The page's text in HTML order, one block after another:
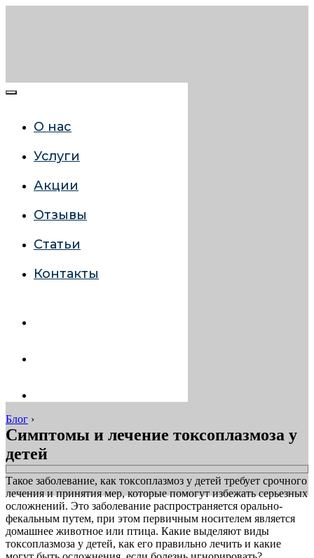
О нас
Услуги
Акции
Отзывы
Статьи
Контакты
Блог ›
Симптомы и лечение токсоплазмоза у
детей
Такое заболевание, как токсоплазмоз у детей требует срочного
лечения и принятия мер, которые помогут избежать серьезных
осложнений. Это заболевание распространяется орально-
фекальным путем, при этом первичным носителем является
домашнее животное или птица. Какие выделяют виды
токсоплазмоза у детей, как его правильно лечить и какие